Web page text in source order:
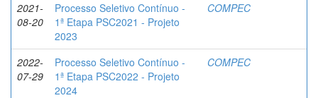
2021-
08-20
Processo Seletivo Contínuo -
1ª Etapa PSC2021 - Projeto
2023
COMPEC
2022-
07-29
Processo Seletivo Contínuo -
1ª Etapa PSC2022 - Projeto
2024
COMPEC